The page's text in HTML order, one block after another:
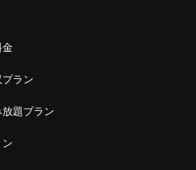
金
ラン
題プラン
ン